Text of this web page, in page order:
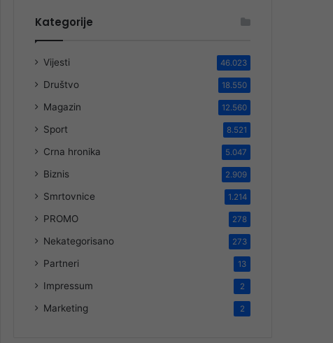
Kategorije
Vijesti 46.023
Društvo 18.550
Magazin 12.560
Sport 8.521
Crna hronika 5.047
Biznis 2.909
Smrtovnice 1.214
PROMO 278
Nekategorisano 273
Partneri 13
Impressum 2
Marketing 2